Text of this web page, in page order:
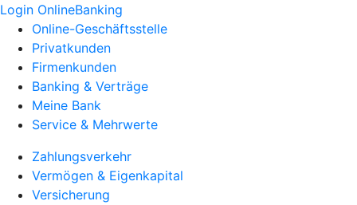
Login OnlineBanking
Online-Geschäftsstelle
Privatkunden
Firmenkunden
Banking & Verträge
Meine Bank
Service & Mehrwerte
Zahlungsverkehr
Vermögen & Eigenkapital
Versicherung